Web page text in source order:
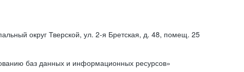
округ Тверской, ул. 2-я Бретская, д. 48, помещ. 25
баз данных и информационных ресурсов»